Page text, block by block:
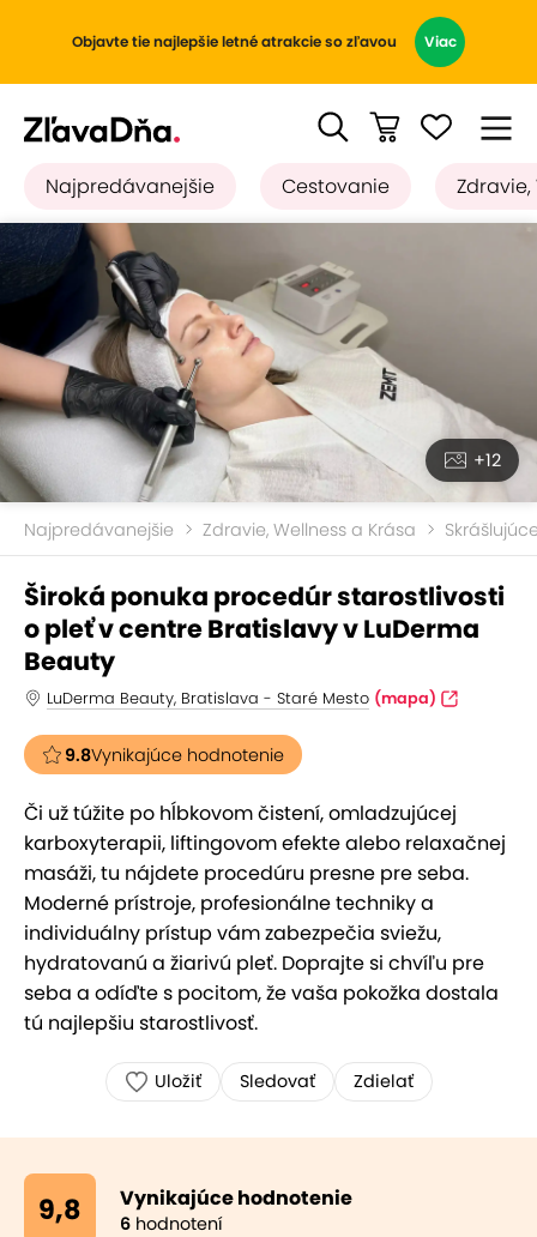
Objavte tie najlepšie letné atrakcie so zľavou Viac
Najpredávanejšie Cestovanie Zdravie,
+12
Najpredávanejšie Zdravie, Wellness a Krása
Široká ponuka procedúr starostlivosti
o pleť v centre Bratislavy v LuDerma
Beauty
LuDerma Beauty, Bratislava - Staré Mesto (mapa)
9.8Vynikajúce hodnotenie
Či už túžite po hĺbkovom čistení, omladzujúcej
karboxyterapii, liftingovom efekte alebo relaxačnej
masáži, tu nájdete procedúru presne pre seba.
Moderné prístroje, profesionálne techniky a
individuálny prístup vám zabezpečia sviežu,
hydratovanú a žiarivú pleť. Doprajte si chvíľu pre
seba a odíďte s pocitom, že vaša pokožka dostala
tú najlepšiu starostlivosť.
Uložiť Sledovať Zdielať
9,8 Vynikajúce hodnotenie
6 hodnotení